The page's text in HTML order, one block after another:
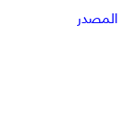
المصدر